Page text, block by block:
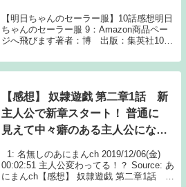
【明日ちゃんのセーラー服】10話感想明日
ちゃんのセーラー服 9：Amazon商品ペー
ジへ飛びます著者：博 出版：集英社10: 3
サボテンは関係無いでしょ！ 18: 3月13日
(日) ...
【感想】 奴隷遊戯 第二章1話 新
主人公で新章スタート！ 普通に
見えて中々癖のある主人公になり
1: 名無しのあにまんch 2019/12/06(金)
00:02:51 主人公変わってる！？ Source: あ
にまんch【感想】 奴隷遊戯 第二章1話 新